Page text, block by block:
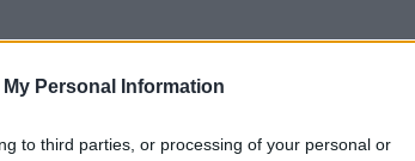
Personal Information
to third parties, or processing of your personal or